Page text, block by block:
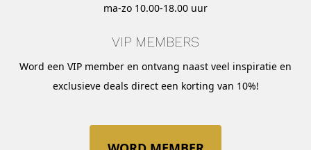
ma-zo 10.00-18.00 uur
VIP MEMBERS
Word een VIP member en ontvang naast veel inspiratie en
exclusieve deals direct een korting van 10%!